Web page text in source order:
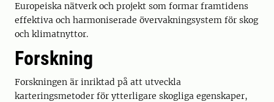
Europeiska nätverk och projekt som formar framtidens
effektiva och harmoniserade övervakningsystem för skog
och klimatnyttor.
Forskning
Forskningen är inriktad på att utveckla
karteringsmetoder för ytterligare skogliga egenskaper,